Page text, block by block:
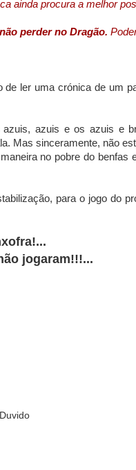
ainda procura a melhor
perder no Dragão.
ler uma crónica de um
azuis e os azuis e
Mas sinceramente, não
no pobre do benfas
para o jogo do
jogaram!!!...